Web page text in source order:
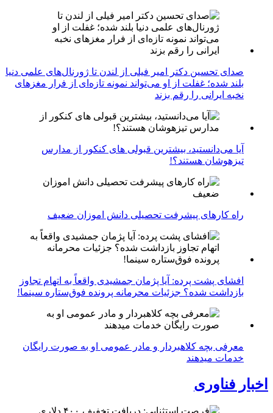
صدای تحسین دکتر امیر فیلی از لندن تا ژورنال‌های علمی دنیا
بلند شده؛ غفلت از او می‌تواند نمونه تازه‌ای از فرار مغزهای
نخبه ایرانی را رقم بزند
آیا می‌دانستید، بیشترین قبولی های کنکور از مدارس
تیزهوشان هستند؟!
راه کارهای پیشرفت تحصیلی دانش اموزان ضعیف
افشای پشت پرده: آیا پژمان جمشیدی واقعاً به اتهام تجاوز
بازداشت شده؟ جزئیات محرمانه پرونده فوق‌ستاره سینما!
معرفی بچه کلاهبردار و مادر عمومی او به صورت رایگان
خدمات میدهند
اخبار فناوری